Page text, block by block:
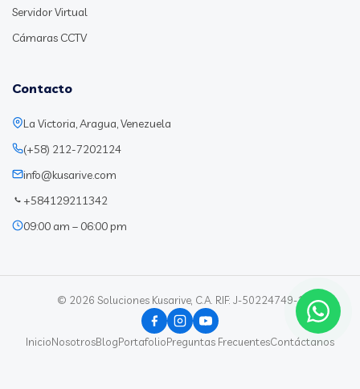
Servidor Virtual
Cámaras CCTV
Contacto
La Victoria, Aragua, Venezuela
(+58) 212-7202124
info@kusarive.com
+584129211342
09:00 am – 06:00 pm
© 2026 Soluciones Kusarive, C.A. RIF: J-50224749-1
InicioNosotrosBlogPortafolioPreguntas FrecuentesContáctanos